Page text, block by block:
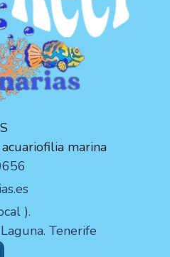
marina
).
Tenerife